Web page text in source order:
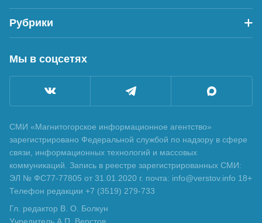
Рубрики
Мы в соцсетях
СМИ «Магнитогорское информационное агентство»
зарегистрировано Федеральной службой по надзору в сфере
связи, информационных технологий и массовых
коммуникаций. Запись в реестре зарегистрированных СМИ:
ЭЛ № ФС77-77805 от 31.01.2020 г. почта: info@verstov.info 18+
Телефон редакции +7 (3519) 279-733
Гл. редактор В. О. Болкун
Учредитель А.П. Верстов